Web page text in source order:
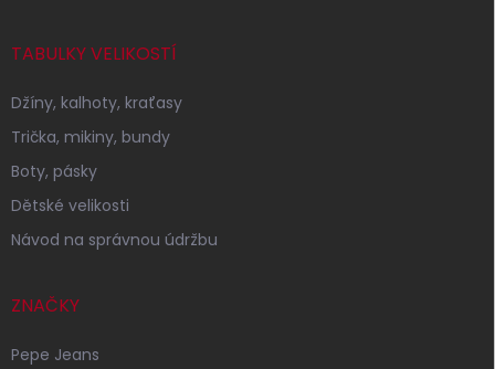
TABULKY VELIKOSTÍ
Džíny, kalhoty, kraťasy
Trička, mikiny, bundy
Boty, pásky
Dětské velikosti
Návod na správnou údržbu
ZNAČKY
Pepe Jeans